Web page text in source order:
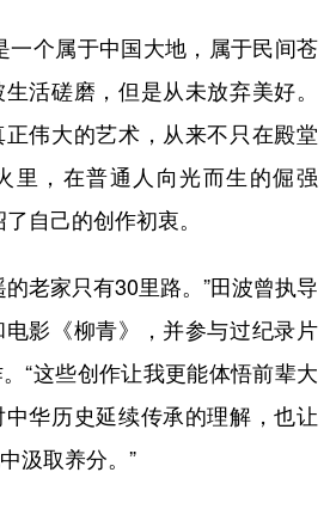
河北 山西
上海 江苏
福建 江西
湖北 湖南
云南 西藏
青海 宁夏
个属于中国大地，属于民间苍
活磋磨，但是从未放弃美好。
伟大的艺术，从来不只在殿堂
里，在普通人向光而生的倔强
自己的创作初衷。
老家只有30里路。”田波曾执导
影《柳青》，并参与过纪录片
。“这些创作让我更能体悟前辈大
华历史延续传承的理解，也让
汲取养分。”